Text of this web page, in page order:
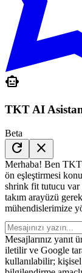
smart_toy
TKT AI
Beta
refresh close
Merhaba! Ben TKT
ön eşleştirmesi
shrink fit tutucu var
takım arayüzü
mühendislerimize
Mesajlarınız yanıt
iletilir ve Google
kullanılabilir;